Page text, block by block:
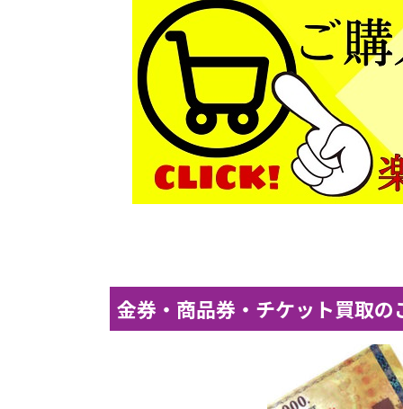
金券・商品券・チケット買取の